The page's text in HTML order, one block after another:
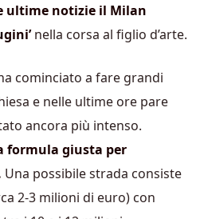
ultime notizie il Milan
nella corsa al figlio d’arte.
cominciato a fare grandi
e nelle ultime ore pare
ancora più intenso.
formula giusta per
Una possibile strada consiste
2-3 milioni di euro) con